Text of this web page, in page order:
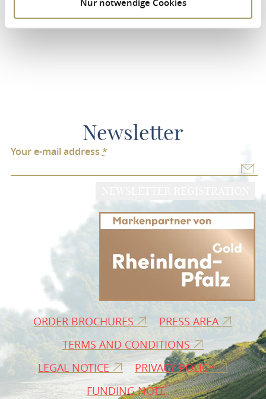
Nur notwendige Cookies
Newsletter
Your e-mail address *
ORDER BROCHURES
PRESS AREA
TERMS AND CONDITIONS
LEGAL NOTICE
PRIVACY POLICY
FUNDING NOTE